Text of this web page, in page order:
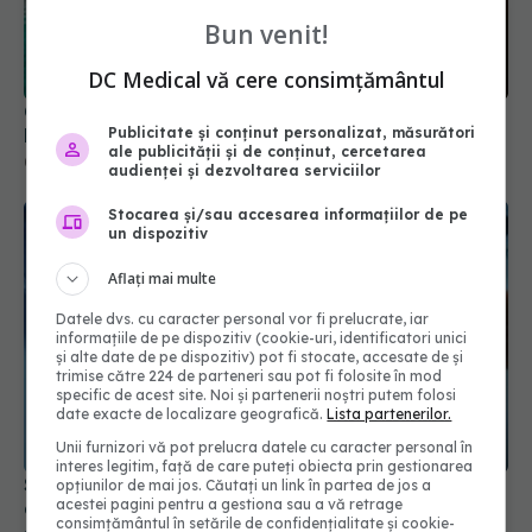
Cum schimbă o simplă aplicație pe telefon viața
bolnavilor de cancer avansat
03 iun 2026, 08:26
Screening de cancer prin test de sânge:
avantaje, riscuri și diferențe față de metodele
Bun venit!
DC Medical vă cere consimțământul
Publicitate și conținut personalizat, măsurători
ale publicității și de conținut, cercetarea
audienței și dezvoltarea serviciilor
Stocarea și/sau accesarea informațiilor de pe
un dispozitiv
Aflați mai multe
Datele dvs. cu caracter personal vor fi prelucrate, iar
informațiile de pe dispozitiv (cookie-uri, identificatori unici
și alte date de pe dispozitiv) pot fi stocate, accesate de și
trimise către 224 de parteneri sau pot fi folosite în mod
specific de acest site. Noi și partenerii noștri putem folosi
date exacte de localizare geografică.Lista partenerilor.
Unii furnizori vă pot prelucra datele cu caracter personal în
interes legitim, față de care puteți obiecta prin gestionarea
opțiunilor de mai jos. Căutați un link în partea de jos a
acestei pagini pentru a gestiona sau a vă retrage
consimțământul în setările de confidențialitate și cookie-